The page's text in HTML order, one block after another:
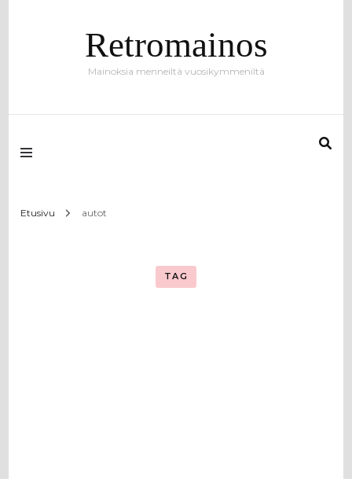
Retromainos
Mainoksia menneiltä vuosikymmeniltä
Etusivu autot
TAG